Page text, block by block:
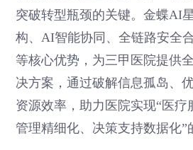
突破转型瓶颈的关键。金蝶AI
构、AI智能协同、全链路安全
等核心优势，为三甲医院提供
决方案，通过破解信息孤岛、
资源效率，助力医院实现“医疗
管理精细化、决策支持数据化”